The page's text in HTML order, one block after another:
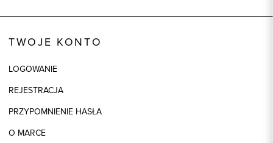
Model
Kolor
TWOJE KONTO
LOGOWANIE
REJESTRACJA
PRZYPOMNIENIE HASŁA
O MARCE